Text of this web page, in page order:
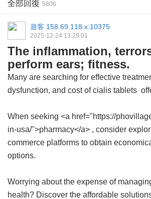
全部回復 5806
遊客 158.69.118.x:10375
2025-12-24 13:29:01
The inflammation,
perform ears; fitness.
Many are searching for effective
dysfunction, and cost of cialis tablets
When seeking <a href="https://
in-usa/">pharmacy</a> , consider
commerce platforms to obtain
options.
Worrying about the expense of
health? Discover the affordable